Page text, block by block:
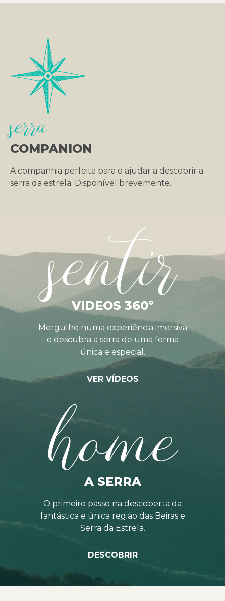
serra
COMPANION
A companhia perfeita para o ajudar a descobrir a
serra da estrela. Disponível brevemente.
sentir
VIDEOS 360º
Mergulhe numa experiência imersiva
e descubra a serra de uma forma
única e especial.
VER VÍDEOS
home
A SERRA
O primeiro passo na descoberta da
fantástica e única região das Beiras e
Serra da Estrela.
DESCOBRIR